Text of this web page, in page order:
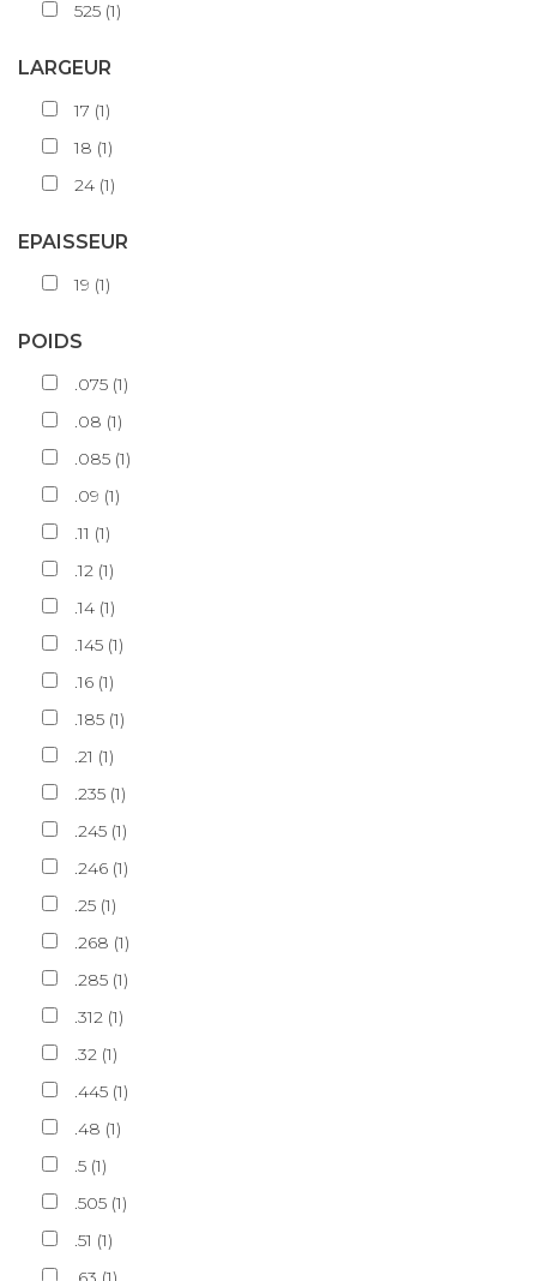
525 (1)
LARGEUR
17 (1)
18 (1)
24 (1)
EPAISSEUR
19 (1)
POIDS
.075 (1)
.08 (1)
.085 (1)
.09 (1)
.11 (1)
.12 (1)
.14 (1)
.145 (1)
.16 (1)
.185 (1)
.21 (1)
.235 (1)
.245 (1)
.246 (1)
.25 (1)
.268 (1)
.285 (1)
.312 (1)
.32 (1)
.445 (1)
.48 (1)
.5 (1)
.505 (1)
.51 (1)